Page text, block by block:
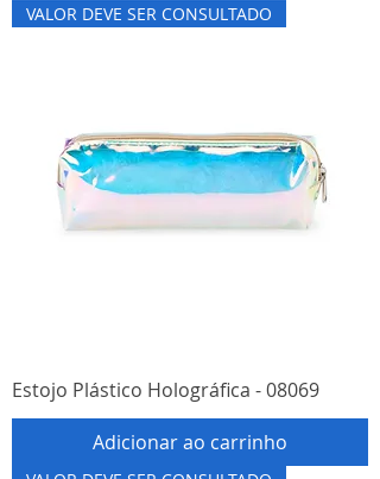
VALOR DEVE SER CONSULTADO
Estojo Plástico Holográfica - 08069
Adicionar ao carrinho